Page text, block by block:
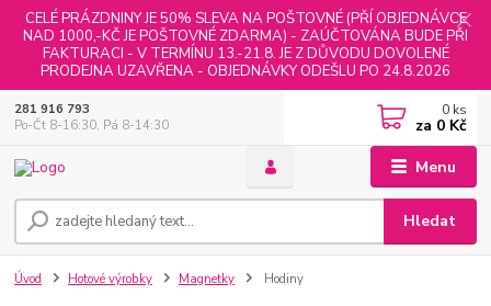
CELÉ PRÁZDNINY JE 50% SLEVA NA POŠTOVNÉ (PŘÍ OBJEDNÁVCE
NAD 1000,-KČ JE POŠTOVNÉ ZDARMA) - ZAÚČTOVÁNA BUDE PŘI
FAKTURACI - V TERMÍNU 13.-21.8. JE Z DŮVODU DOVOLENÉ
PRODEJNA UZAVŘENA - OBJEDNÁVKY ODEŠLU PO 24.8.2026
Menu
Hledat
281 916 793
Po-Čt 8-16:30, Pá 8-14:30
0 ks
za 0 Kč
Úvod Hotové výrobky Magnetky Hodiny